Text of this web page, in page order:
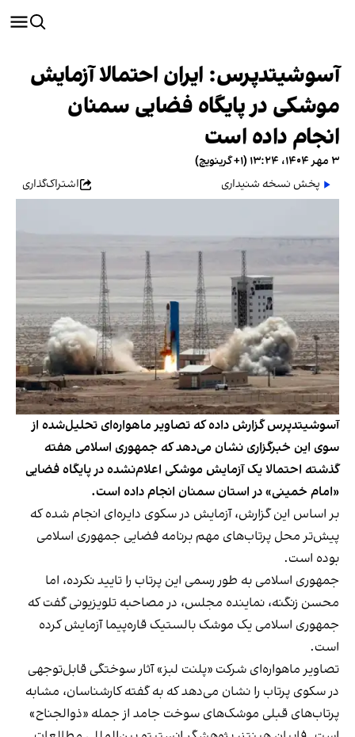
آسوشیتدپرس: ایران احتمالا آزمایش
موشکی در پایگاه فضایی سمنان
انجام داده است
۳ مهر ۱۴۰۴، ۱۳:۲۴ (‎+۱ گرینویچ)
پخش نسخه شنیداری
اشتراک‌گذاری
آسوشیتدپرس گزارش داده که تصاویر ماهواره‌ای تحلیل‌شده از
سوی این خبرگزاری نشان می‌دهد که جمهوری اسلامی هفته
گذشته احتمالا یک آزمایش موشکی اعلام‌نشده در پایگاه فضایی
«امام خمینی» در استان سمنان انجام داده است.
بر اساس این گزارش، آزمایش در سکوی دایره‌ای انجام شده که
پیش‌تر محل پرتاب‌های مهم برنامه فضایی جمهوری اسلامی
بوده است.
جمهوری اسلامی به طور رسمی این پرتاب را تایید نکرده، اما
محسن زنگنه، نماینده مجلس، در مصاحبه تلویزیونی گفت که
جمهوری اسلامی یک موشک بالستیک قاره‌پیما آزمایش کرده
است.
تصاویر ماهواره‌ای شرکت «پلنت لبز» آثار سوختگی قابل‌توجهی
در سکوی پرتاب را نشان می‌دهد که به گفته کارشناسان، مشابه
پرتاب‌های قبلی موشک‌های سوخت جامد از جمله «ذوالجناح»